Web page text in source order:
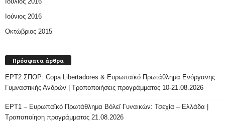
Ιούνιος 2016
Οκτώβριος 2015
Πρόσφατα άρθρα
ΕΡΤ2 ΣΠΟΡ: Copa Libertadores & Ευρωπαϊκό Πρωτάθλημα Ενόργανης
Γυμναστικής Ανδρών | Τροποποιήσεις προγράμματος 10-21.08.2026
ΕΡΤ1 – Ευρωπαϊκό Πρωτάθλημα Βόλεϊ Γυναικών: Τσεχία – Ελλάδα |
Τροποποίηση προγράμματος 21.08.2026